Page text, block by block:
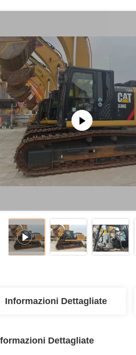
Informazioni Dettagliate
Dettagliate